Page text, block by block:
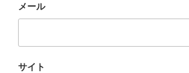
メール
サイト